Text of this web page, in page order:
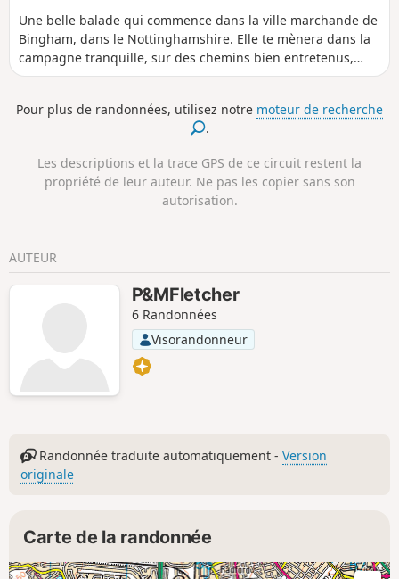
Une belle balade qui commence dans la ville marchande de
Bingham, dans le Nottinghamshire. Elle te mènera dans la
campagne tranquille, sur des chemins bien entretenus,
jusqu'à Car Colston, où tu pourras prendre un verre bien
retourner à Bingham.
Pour plus de randonnées, utilisez notre moteur de recherche
.
Les descriptions et la trace GPS de ce circuit restent la
propriété de leur auteur. Ne pas les copier sans son
autorisation.
AUTEUR
P&MFletcher
6 Randonnées
Visorandonneur
Randonnée traduite automatiquement -Version
originale
Carte de la randonnée